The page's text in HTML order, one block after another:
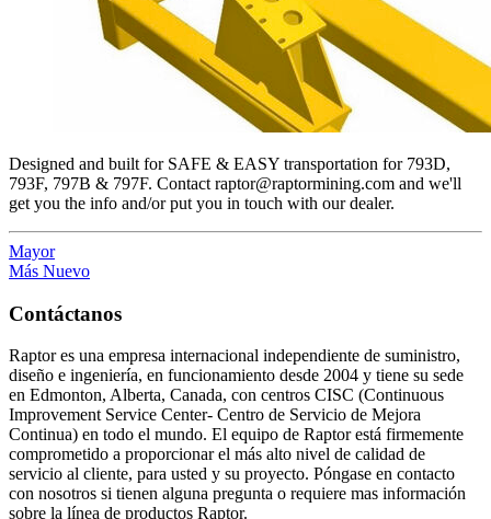
Designed and built for SAFE & EASY transportation for 793D,
793F, 797B & 797F. Contact raptor@raptormining.com and we'll
get you the info and/or put you in touch with our dealer.
Mayor
Más Nuevo
Contáctanos
Raptor es una empresa internacional independiente de suministro,
diseño e ingeniería, en funcionamiento desde 2004 y tiene su sede
en Edmonton, Alberta, Canada, con centros CISC (Continuous
Improvement Service Center- Centro de Servicio de Mejora
Continua) en todo el mundo. El equipo de Raptor está firmemente
comprometido a proporcionar el más alto nivel de calidad de
servicio al cliente, para usted y su proyecto. Póngase en contacto
con nosotros si tienen alguna pregunta o requiere mas información
sobre la línea de productos Raptor.